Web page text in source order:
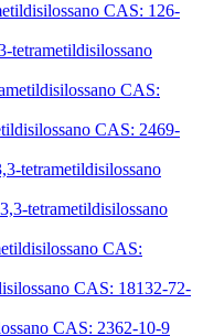
CAS: 126-
tetrametildisilossano
CAS:
CAS: 2469-
tetrametildisilossano
tetrametildisilossano
CAS:
CAS: 18132-72-
CAS: 2362-10-9